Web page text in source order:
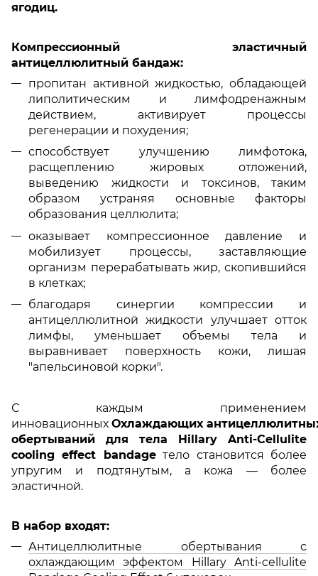
ягодиц.
Компрессионный эластичный
антицеллюлитный бандаж:
пропитан активной жидкостью, обладающей
липолитическим и лимфодренажным
действием, активирует процессы
регенерации и похудения;
способствует улучшению лимфотока,
расщеплению жировых отложений,
выведению жидкости и токсинов, таким
образом устраняя основные факторы
образования целлюлита;
оказывает компрессионное давление и
мобилизует процессы, заставляющие
организм перерабатывать жир, скопившийся
в клетках;
благодаря синергии компрессии и
антицеллюлитной жидкости улучшает отток
лимфы, уменьшает объемы тела и
выравнивает поверхность кожи, лишая
"апельсиновой корки".
С каждым применением
инновационных Охлаждающих
обертываний для тела Hillary Anti-Cellulite
cooling effect bandageтело становится более
упругим и подтянутым, а кожа — более
эластичной.
В набор входят:
Антицеллюлитные обертывания с
охлаждающим эффектом Hillary Anti-cellulite